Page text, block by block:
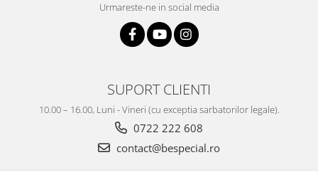
Urmareste-ne in social media
SUPORT CLIENTI
10.00 – 16.00, Luni - Vineri (cu exceptia sarbatorilor legale).
0722 222 608
contact@bespecial.ro